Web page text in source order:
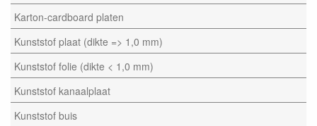
Karton-cardboard platen
Kunststof plaat (dikte => 1,0 mm)
Kunststof folie (dikte < 1,0 mm)
Kunststof kanaalplaat
Kunststof buis